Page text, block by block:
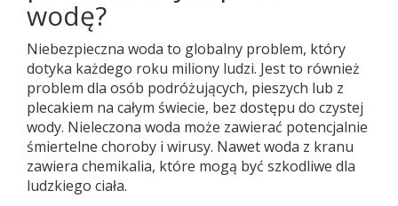
wodę?
Niebezpieczna woda to globalny problem, który
dotyka każdego roku miliony ludzi. Jest to również
problem dla osób podróżujących, pieszych lub z
plecakiem na całym świecie, bez dostępu do czystej
wody. Nieleczona woda może zawierać potencjalnie
śmiertelne choroby i wirusy. Nawet woda z kranu
zawiera chemikalia, które mogą być szkodliwe dla
ludzkiego ciała.